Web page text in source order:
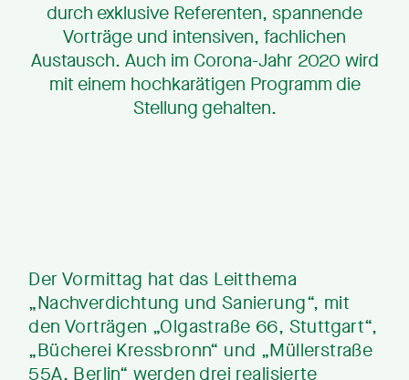
durch exklusive Referenten, spannende
Vorträge und intensiven, fachlichen
Austausch. Auch im Corona-Jahr 2020 wird
mit einem hochkarätigen Programm die
Stellung gehalten.
Der Vormittag hat das Leitthema
„Nachverdichtung und Sanierung“, mit
den Vorträgen „Olgastraße 66, Stuttgart“,
„Bücherei Kressbronn“ und „Müllerstraße
55A, Berlin“ werden drei realisierte